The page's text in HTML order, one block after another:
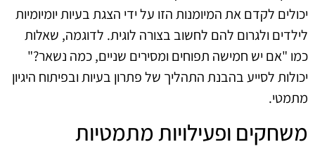
יכולים לקדם את המיומנות הזו על ידי הצגת בעיות יומיומיות
לילדים ולגרום להם לחשוב בצורה לוגית. לדוגמה, שאלות
כמו "אם יש חמישה תפוחים ומסירים שניים, כמה נשאר?"
יכולות לסייע בהבנת התהליך של פתרון בעיות ובפיתוח היגיון
מתמטי.
משחקים ופעילויות מתמטיות